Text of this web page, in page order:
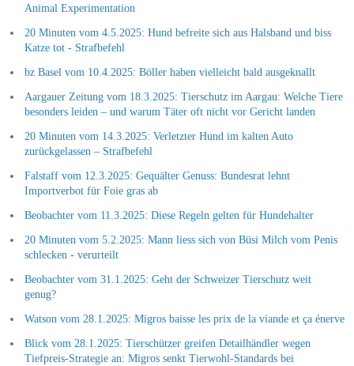
Animal Experimentation
20 Minuten vom 4.5.2025: Hund befreite sich aus Halsband und biss
Katze tot - Strafbefehl
bz Basel vom 10.4.2025: Böller haben vielleicht bald ausgeknallt
Aargauer Zeitung vom 18.3.2025: Tierschutz im Aargau: Welche Tiere
besonders leiden – und warum Täter oft nicht vor Gericht landen
20 Minuten vom 14.3.2025: Verletzter Hund im kalten Auto
zurückgelassen – Strafbefehl
Falstaff vom 12.3.2025: Gequälter Genuss: Bundesrat lehnt
Importverbot für Foie gras ab
Beobachter vom 11.3.2025: Diese Regeln gelten für Hundehalter
20 Minuten vom 5.2.2025: Mann liess sich von Büsi Milch vom Penis
schlecken - verurteilt
Beobachter vom 31.1.2025: Geht der Schweizer Tierschutz weit
genug?
Watson vom 28.1.2025: Migros baisse les prix de la viande et ça énerve
Blick vom 28.1.2025: Tierschützer greifen Detailhändler wegen
Tiefpreis-Strategie an: Migros senkt Tierwohl-Standards bei